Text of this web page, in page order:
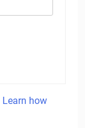
Learn how